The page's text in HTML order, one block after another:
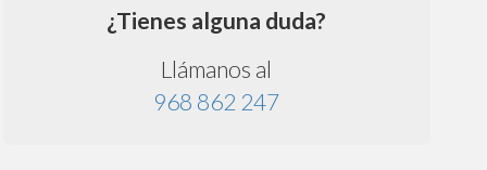
¿Tienes alguna duda?
Llámanos al
968 862 247